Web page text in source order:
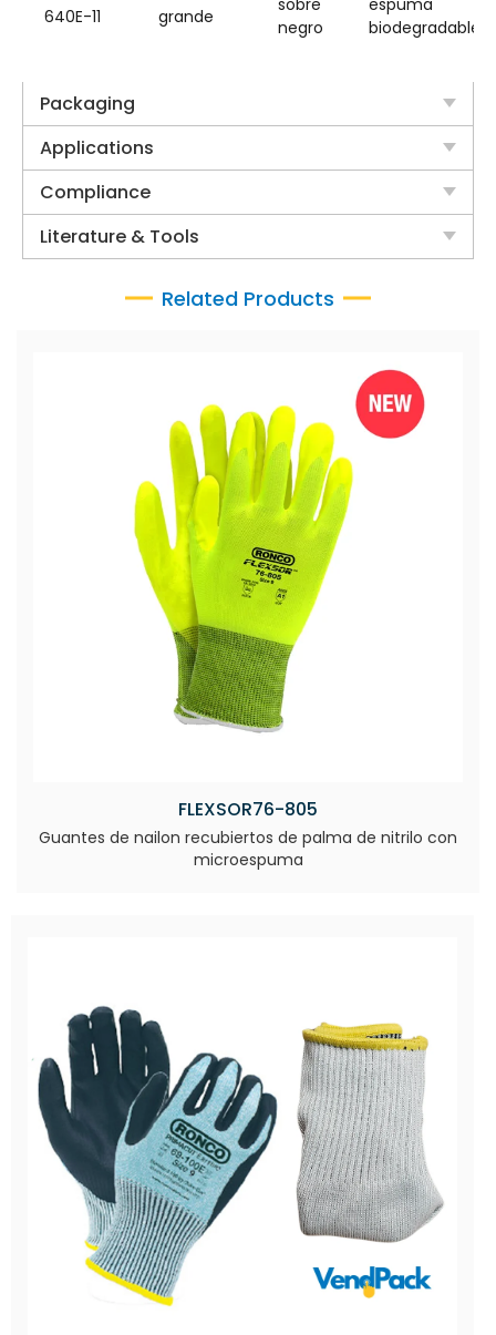
640E-11
grande
negro
biodegradable
Packaging
Applications
Compliance
Literature & Tools
Related Products
FLEXSOR76-805
Guantes de nailon recubiertos de palma de nitrilo con
microespuma